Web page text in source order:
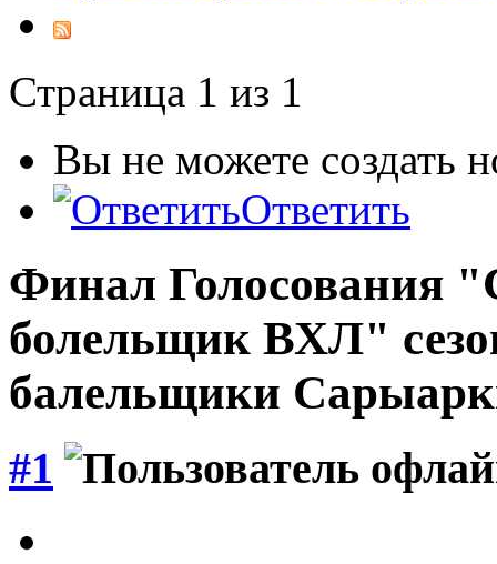
Страница 1 из 1
Вы не можете создать
Ответить
Финал Голосования
болельщик ВХЛ"
балельщики
#1